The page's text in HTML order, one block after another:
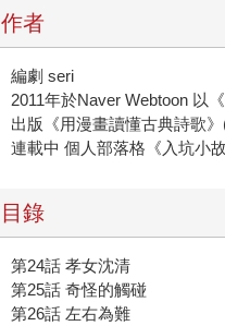
作者
編劇 seri
2011年於Naver Webtoon 以
出版《用漫畫讀懂古典詩歌
連載中 個人部落格《入坑小
目錄
第24話 孝女沈清
第25話 奇怪的觸碰
第26話 左右為難